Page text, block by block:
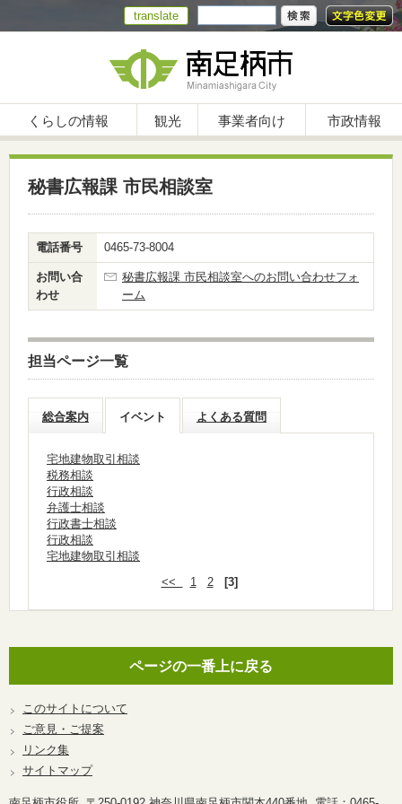
translate
くらしの情報 観光 事業者向け 市政情報
秘書広報課 市民相談室
電話番号 0465-73-8004
お問い合
わせ
秘書広報課 市民相談室へのお問い合わせフォ
ーム
担当ページ一覧
総合案内 イベント よくある質問
宅地建物取引相談
税務相談
行政相談
弁護士相談
行政書士相談
行政相談
宅地建物取引相談
<<
1 2 [3]
ページの一番上に戻る
このサイトについて
ご意見・ご提案
リンク集
サイトマップ